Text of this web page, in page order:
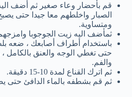
قم بأحضار وعاء صغير ثم أضف
الصبار واخلطهم معا جيدا حتى
ومتساوية.
ثمأضف اليه زيت الجوجوبا
باستخدام أطراف أصابعك ، ضعه
حتى تغطي الوجه والعنق بالكامل
والفم.
ثم اترك القناع لمدة 10-15 دقيقة.
ثم قم بشطفه بالماء الدافئ حتى